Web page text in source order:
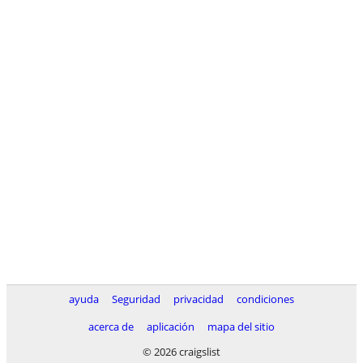
ayuda Seguridad privacidad
condiciones
acerca de
aplicación
mapa del sitio
© 2026 craigslist